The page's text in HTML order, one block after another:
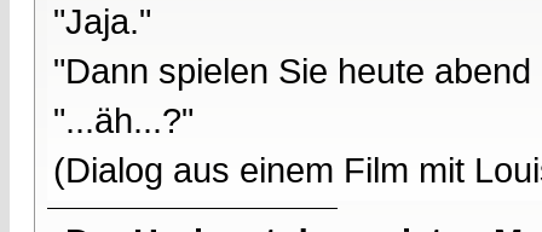
"Jaja."
"Dann spielen Sie heute
"...äh...?"
(Dialog aus einem Film mit